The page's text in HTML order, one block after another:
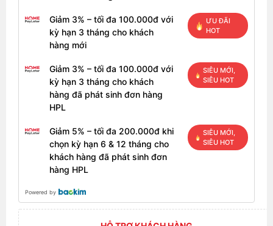
Giảm 3% – tối đa 100.000đ với
kỳ hạn 3 tháng cho khách
hàng mới
ƯU ĐÃI
HOT
Giảm 3% – tối đa 100.000đ với
kỳ hạn 3 tháng cho khách
hàng đã phát sinh đơn hàng
HPL
SIÊU MỚI,
SIÊU HOT
Giảm 5% – tối đa 200.000đ khi
chọn kỳ hạn 6 & 12 tháng cho
khách hàng đã phát sinh đơn
hàng HPL
SIÊU MỚI,
SIÊU HOT
Powered by